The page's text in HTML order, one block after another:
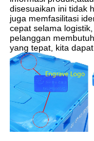
disesuaikan ini tidak
juga memfasilitasi
cepat selama
pelanggan
yang tepat, kita